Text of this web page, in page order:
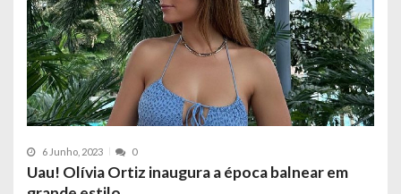
6 Junho, 2023 0
Uau! Olívia Ortiz inaugura a época balnear em